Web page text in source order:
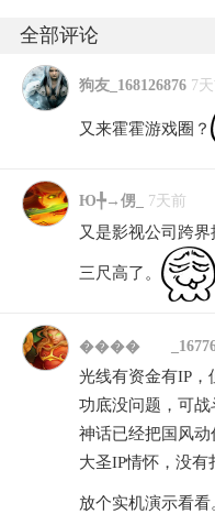
全部评论
狗友_168126876 7
又来霍霍游戏圈？
Ю╄→侽_ 7天前
又是影视公司跨
三尺高了。
����
光线有资金有IP
功底没问题，可
神话已经把国风
大圣IP情怀，没
放个实机演示看看